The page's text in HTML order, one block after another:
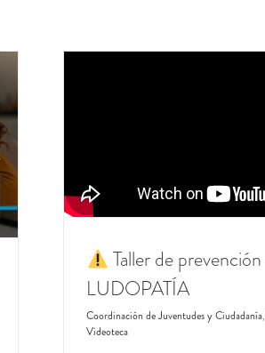
Taller de prevención
LUDOPATÍA
Coordinación de Juventudes y Ciudadanía,
Videoteca